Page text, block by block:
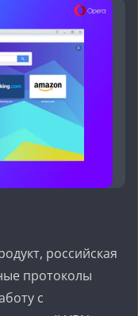
российская
протоколы
с